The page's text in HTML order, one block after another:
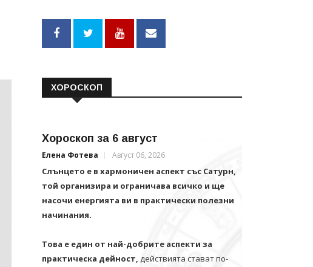
ХОРОСКОП
Хороскоп за 6 август
Елена Фотева Август 06, 2026
Слънцето е в хармоничен аспект със Сатурн,
той организира и ограничава всичко и щe
насочи енергията ви в практически полезни
начинания.
Това е един от най-добрите аспекти за
практическа дейност, действията стават по-